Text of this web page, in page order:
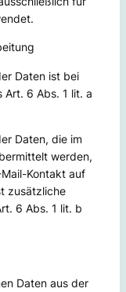
Daten ist bei
Art. 6 Abs. 1 lit. a
Daten, die im
werden,
Kontakt auf
zusätzliche
6 Abs. 1 lit. b
Daten aus der